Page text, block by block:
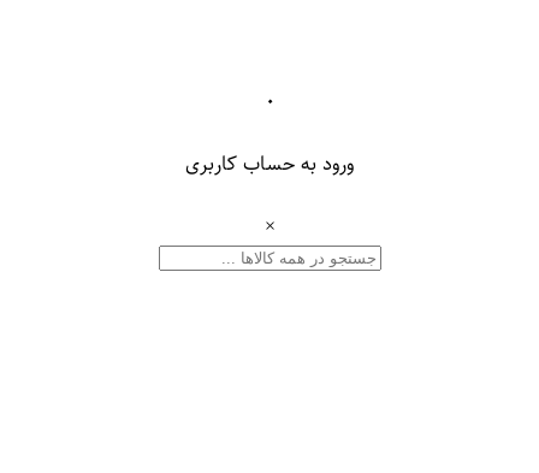
۰
ورود به حساب کاربری
×